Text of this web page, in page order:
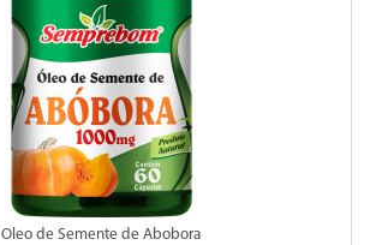
Oleo de Semente de Abobora